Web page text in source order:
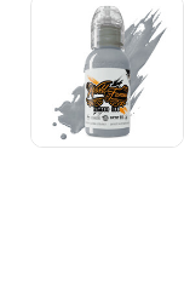
Количество